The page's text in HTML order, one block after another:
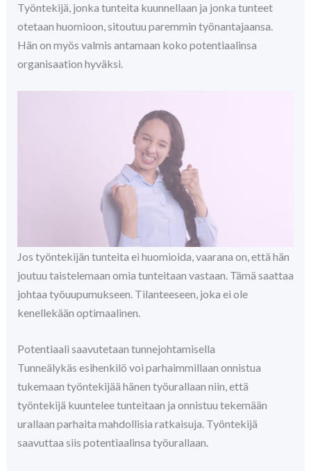
Työntekijä, jonka tunteita kuunnellaan ja jonka tunteet
otetaan huomioon, sitoutuu paremmin työnantajaansa.
Hän on myös valmis antamaan koko potentiaalinsa
organisaation hyväksi.
Jos työntekijän tunteita ei huomioida, vaarana on, että hän
joutuu taistelemaan omia tunteitaan vastaan. Tämä saattaa
johtaa työuupumukseen. Tilanteeseen, joka ei ole
kenellekään optimaalinen.
Potentiaali saavutetaan tunnejohtamisella
Tunneälykäs esihenkilö voi parhaimmillaan onnistua
tukemaan työntekijää hänen työurallaan niin, että
työntekijä kuuntelee tunteitaan ja onnistuu tekemään
urallaan parhaita mahdollisia ratkaisuja. Työntekijä
saavuttaa siis potentiaalinsa työurallaan.